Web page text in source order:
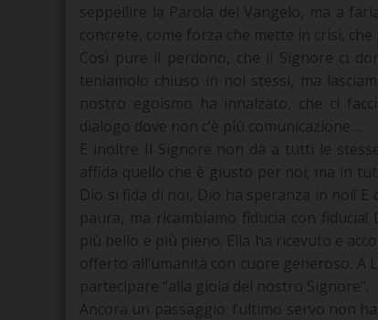
seppellire la Parola del Vangelo, ma a
concrete, come forza che mette in crisi, che
Così pure il perdono, che il Signore ci
teniamolo chiuso in noi stessi, ma
nostro egoismo ha innalzato, che ci
dialogo dove non c’è più comunicazione….
E inoltre Il Signore non dà a tutti le
affida quello che è giusto per noi; ma in
Dio si fida di noi, Dio ha speranza in noi!
paura, ma ricambiamo fiducia con
più bello e più pieno. Ella ha ricevuto e
offerto all’umanità con cuore generoso. A
partecipare “alla gioia del nostro Signore”.
Ancora un passaggio: l’ultimo servo non